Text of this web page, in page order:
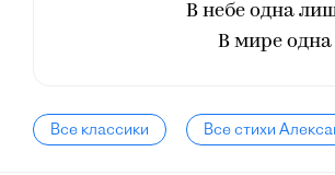
В небе одна
В мире
Все классики Все стихи